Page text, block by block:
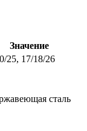
Значение
25, 17/18/26
сталь